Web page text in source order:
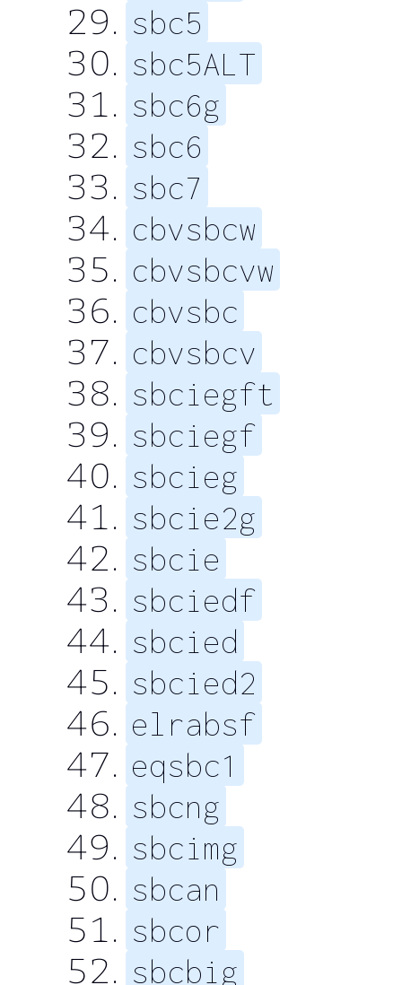
sbc5
sbc5ALT
sbc6g
sbc6
sbc7
cbvsbcw
cbvsbcvw
cbvsbc
cbvsbcv
sbciegft
sbciegf
sbcieg
sbcie2g
sbcie
sbciedf
sbcied
sbcied2
elrabsf
eqsbc1
sbcng
sbcimg
sbcan
sbcor
sbcbig